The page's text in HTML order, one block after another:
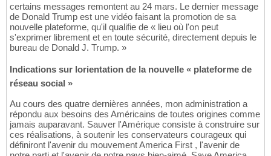
certains messages remontent au 24 mars. Le dernier message
de Donald Trump est une vidéo faisant la promotion de sa
nouvelle plateforme, qu'il qualifie de « lieu où l'on peut
s'exprimer librement et en toute sécurité, directement depuis le
bureau de Donald J. Trump. »
Indications sur lorientation de la nouvelle « plateforme de
réseau social »
Au cours des quatre dernières années, mon administration a
répondu aux besoins des Américains de toutes origines comme
jamais auparavant. Sauver l'Amérique consiste à construire sur
ces réalisations, à soutenir les conservateurs courageux qui
définiront l'avenir du mouvement America First , l'avenir de